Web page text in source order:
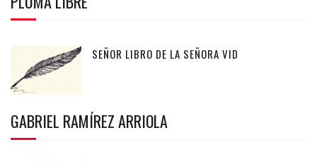
SEÑOR LIBRO DE LA SEÑORA VID
GABRIEL RAMÍREZ ARRIOLA